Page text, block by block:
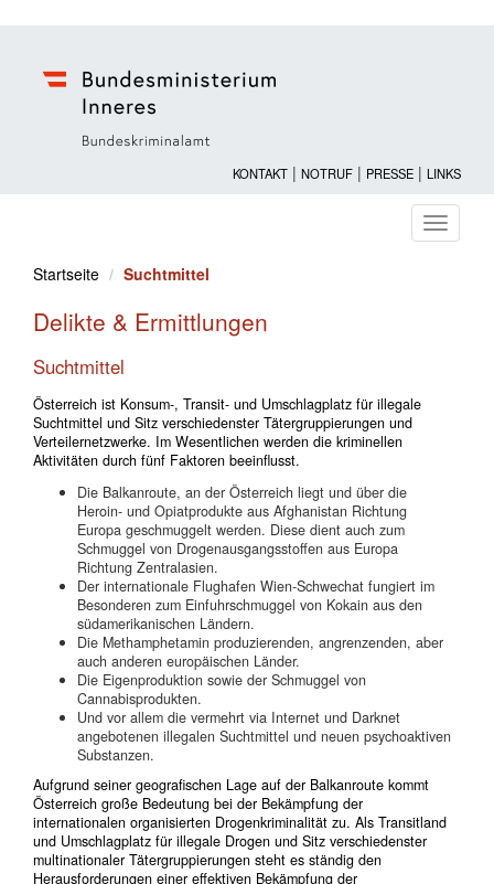
KONTAKT | NOTRUF | PRESSE | LINKS
ein-/
Startseite
Suchtmittel
Delikte & Ermittlungen
Suchtmittel
Österreich ist Konsum-, Transit- und Umschlagplatz für illegale
Suchtmittel und Sitz verschiedenster Tätergruppierungen und
Verteilernetzwerke. Im Wesentlichen werden die kriminellen
Aktivitäten durch fünf Faktoren beeinflusst.
Die Balkanroute, an der Österreich liegt und über die
Heroin- und Opiatprodukte aus Afghanistan Richtung
Europa geschmuggelt werden. Diese dient auch zum
Schmuggel von Drogenausgangsstoffen aus Europa
Richtung Zentralasien.
Der internationale Flughafen Wien-Schwechat fungiert im
Besonderen zum Einfuhrschmuggel von Kokain aus den
südamerikanischen Ländern.
Die Methamphetamin produzierenden, angrenzenden, aber
auch anderen europäischen Länder.
Die Eigenproduktion sowie der Schmuggel von
Cannabisprodukten.
Und vor allem die vermehrt via Internet und Darknet
angebotenen illegalen Suchtmittel und neuen psychoaktiven
Substanzen.
Aufgrund seiner geografischen Lage auf der Balkanroute kommt
Österreich große Bedeutung bei der Bekämpfung der
internationalen organisierten Drogenkriminalität zu. Als Transitland
und Umschlagplatz für illegale Drogen und Sitz verschiedenster
multinationaler Tätergruppierungen steht es ständig den
Herausforderungen einer effektiven Bekämpfung der